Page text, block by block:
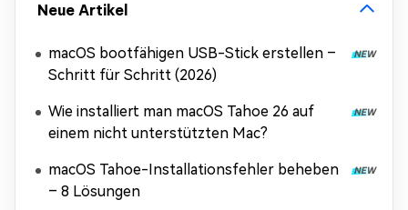
Neue Artikel
macOS bootfähigen USB-Stick erstellen –
Schritt für Schritt (2026)
Wie installiert man macOS Tahoe 26 auf
einem nicht unterstützten Mac?
macOS Tahoe-Installationsfehler beheben
– 8 Lösungen